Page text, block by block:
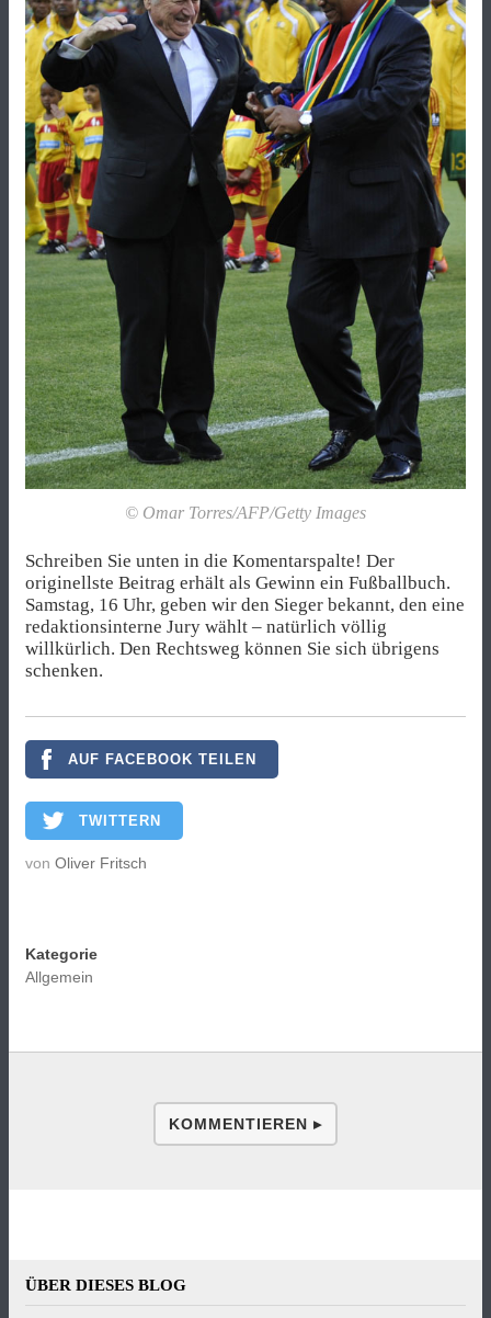
© Omar Torres/AFP/Getty Images
Schreiben Sie unten in die Komentarspalte! Der
originellste Beitrag erhält als Gewinn ein Fußballbuch.
Samstag, 16 Uhr, geben wir den Sieger bekannt, den eine
redaktionsinterne Jury wählt – natürlich völlig
willkürlich. Den Rechtsweg können Sie sich übrigens
schenken.
AUF FACEBOOK TEILEN
TWITTERN
von Oliver Fritsch
Kategorie
Allgemein
KOMMENTIEREN ▸
ÜBER DIESES BLOG